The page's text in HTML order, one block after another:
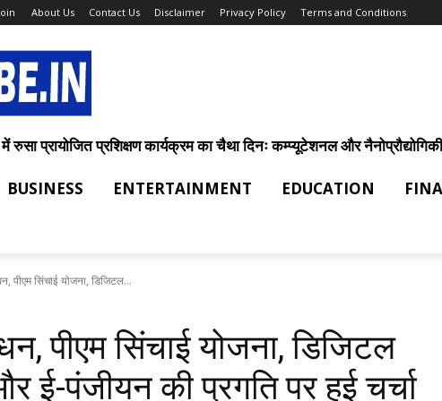
About Us Contact Us Disclaimer Privacy Policy Terms and Conditions
रुसा प्रायोजित प्रशिक्षण कार्यक्रम का चैथा दिनः कम्प्यूटेशनल और
BUSINESS ENTERTAINMENT EDUCATION
पीएम सिंचाई योजना, डिजिटल...
पीएम सिंचाई योजना, डिजिटल
ई-पंजीयन की प्रगति पर हुई चर्चा